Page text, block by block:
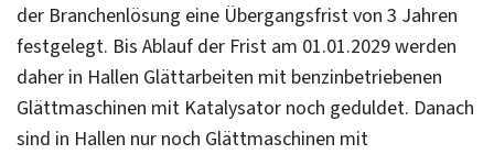
der Branchenlösung eine Übergangsfrist von 3 Jahren
festgelegt. Bis Ablauf der Frist am 01.01.2029 werden
daher in Hallen Glättarbeiten mit benzinbetriebenen
Glättmaschinen mit Katalysator noch geduldet. Danach
sind in Hallen nur noch Glättmaschinen mit